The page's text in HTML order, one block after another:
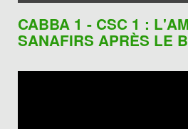
CABBA 1 - CSC 1 :
SANAFIRS APRÈS LE